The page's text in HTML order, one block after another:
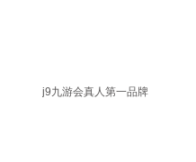
j9九游会真人第一品牌